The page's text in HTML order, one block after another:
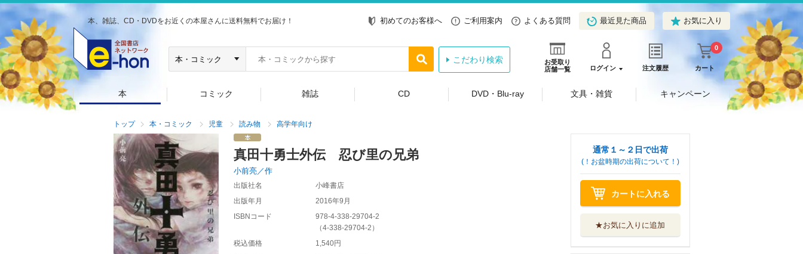
本、雑誌、CD・DVDをお近くの本屋さんに送料無料でお届け！ 初めてのお客様へ ご利用案内 よくある質問 最近見た商品 お気に入り
お受取り
店舗一覧
ログイン 注文履歴 カート
0
こだわり検索
本 コミック 雑誌 CD DVD・Blu-ray 文具・雑貨 キャンペーン
トップ 本・コミック 児童 読み物 高学年向け
真田十勇士外伝 忍び里の兄弟
小前亮／作
出版社名
小峰書店
出版年月
2016年9月
ISBNコード
978-4-338-29704-2
（4-338-29704-2 ）
税込価格
1,540円
通常１～２日で出荷
(！お盆時期の出荷について！)
カートに入れる
★お気に入りに追加